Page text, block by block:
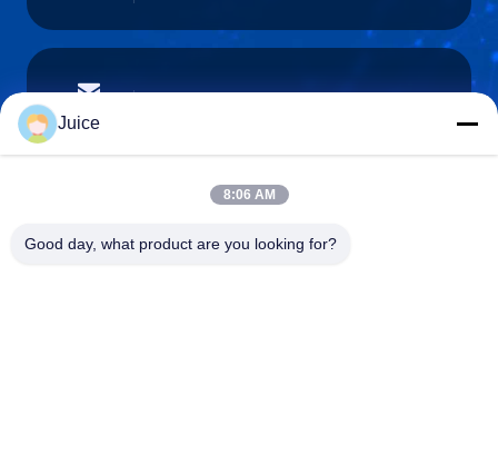
E-mailen
Telefoon
Juice
8:06 AM
Good day, what product are you looking for?